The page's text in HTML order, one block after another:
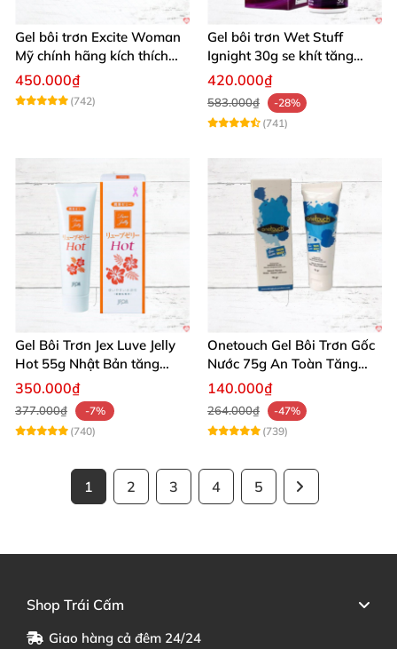
Gel bôi trơn Excite Woman
Mỹ chính hãng kích thích
khoái cảm nữ
450.000₫
(742)
Gel bôi trơn Wet Stuff
Ignight 30g se khít tăng
khoái cảm nữ hiệu quả
420.000₫
583.000₫
-28%
(741)
Gel Bôi Trơn Jex Luve Jelly
Hot 55g Nhật Bản tăng
khoái cảm nữ dễ sử dụng
350.000₫
377.000₫
-7%
(740)
Onetouch Gel Bôi Trơn Gốc
Nước 75g An Toàn Tăng
Khoái Cảm
140.000₫
264.000₫
-47%
(739)
1 2 3 4 5
Shop Trái Cấm
Giao hàng cả đêm 24/24